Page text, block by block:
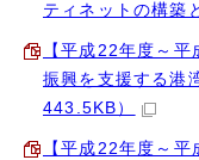
ティネットの構築
【平成22年度～
振興を支援する港
443.5KB）
【平成22年度～